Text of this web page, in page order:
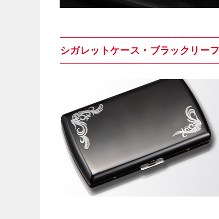
シガレットケース・ブラックリー